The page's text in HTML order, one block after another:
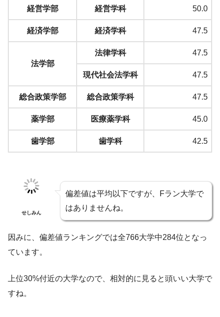
経営学部 経営学科 50.0
経済学部 経済学科 47.5
法学部
法律学科 47.5
現代社会法学科 47.5
総合政策学部 総合政策学科 47.5
薬学部 医療薬学科 45.0
歯学部 歯学科 42.5
せしみん
偏差値は平均以下ですが、Fラン大学で
はありませんね。
因みに、偏差値ランキングでは全766大学中284位となっ
ています。
上位30%付近の大学なので、相対的に見ると頭いい大学で
すね。